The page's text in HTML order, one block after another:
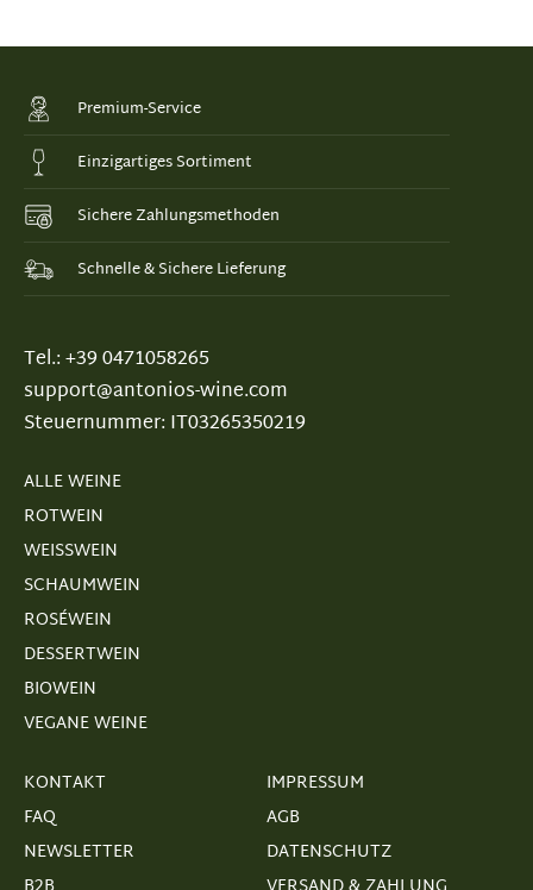
Premium-Service
Einzigartiges Sortiment
Sichere Zahlungsmethoden
Schnelle & Sichere Lieferung
Tel.: +39 0471058265
support@antonios-wine.com
Steuernummer: IT03265350219
ALLE WEINE
ROTWEIN
WEISSWEIN
SCHAUMWEIN
ROSÉWEIN
DESSERTWEIN
BIOWEIN
VEGANE WEINE
KONTAKT
FAQ
NEWSLETTER
IMPRESSUM
AGB
DATENSCHUTZ